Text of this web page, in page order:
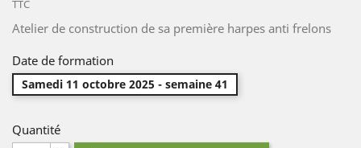
TTC
Atelier de construction de sa première harpes anti frelons
Date de formation
Samedi 11 octobre 2025 - semaine 41
Quantité